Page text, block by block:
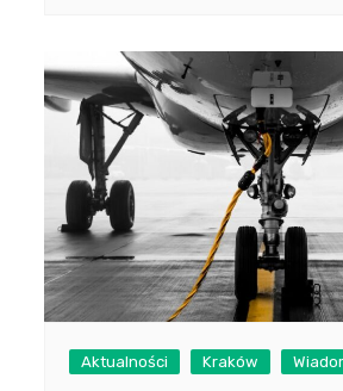
Aktualności Kraków